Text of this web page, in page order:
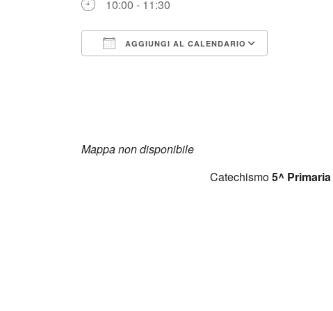
10:00 - 11:30
AGGIUNGI AL CALENDARIO
Mappa non disponibile
Catechismo5^ Primaria